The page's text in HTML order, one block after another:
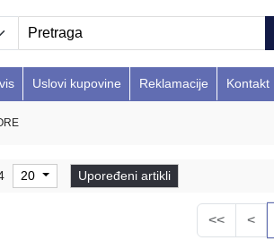
Uslovi kupovine Reklamacije Kontakt
20 Upoređeni artikli
<< <